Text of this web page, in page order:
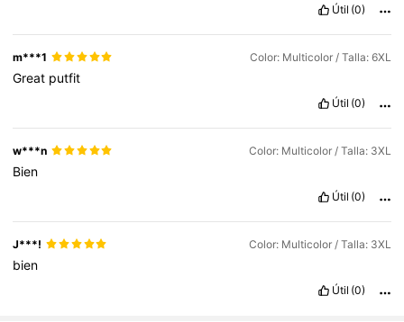
Útil (0)
m***1 Color: Multicolor / Talla: 6XL
Great putfit
Útil (0)
w***n Color: Multicolor / Talla: 3XL
Bien
Útil (0)
J***! Color: Multicolor / Talla: 3XL
bien
Útil (0)